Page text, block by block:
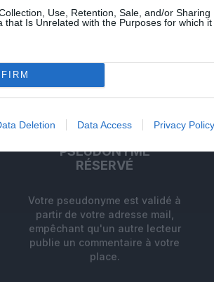
Use, Retention, Sale, and/or Sharing
that Is Unrelated with the Purposes for which it
Deletion Data Access Privacy Policy
ABONNEMENT
PSEUDONYME
RÉSERVÉ
Votre pseudonyme est validé à
partir de votre adresse mail,
empêchant qu'un autre lecteur
publie un commentaire à votre
place.